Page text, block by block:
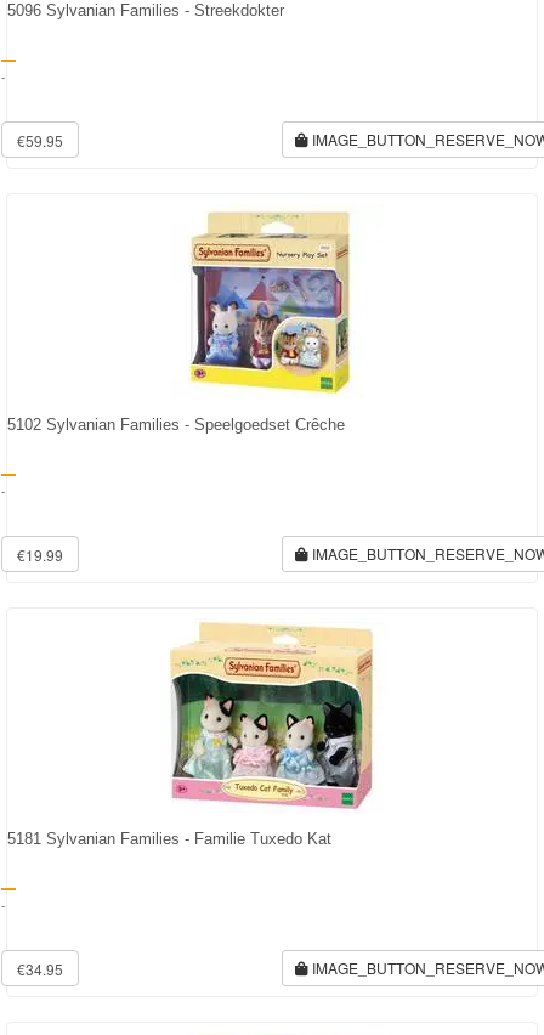
5096 Sylvanian Families - Streekdokter
-
€59.95
5102 Sylvanian Families - Speelgoedset Crêche
-
€19.99
5181 Sylvanian Families - Familie Tuxedo Kat
-
€34.95